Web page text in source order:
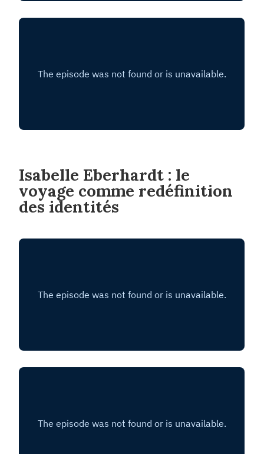
Isabelle Eberhardt : le
voyage comme redéfinition
des identités